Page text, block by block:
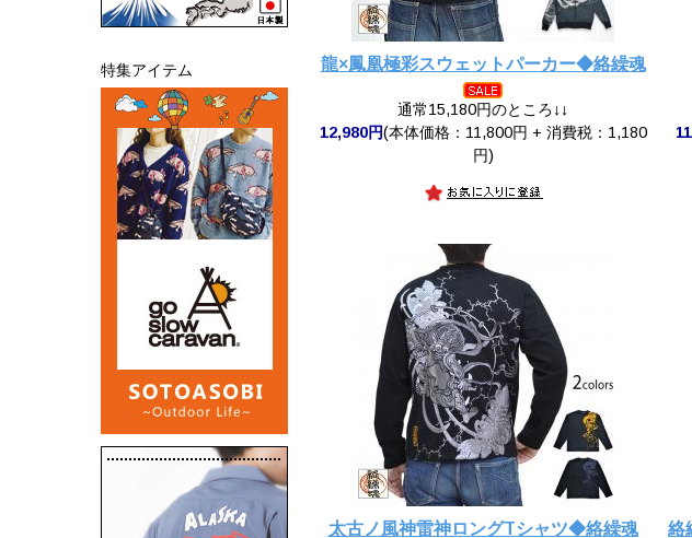
特集アイテム 龍×鳳凰極彩スウェットパーカー◆絡繰魂
通常15,180円のところ↓↓
12,980円(本体価格：11,800円 + 消費税：1,180
円)
太古ノ風神雷神ロングTシャツ◆絡繰魂
絡